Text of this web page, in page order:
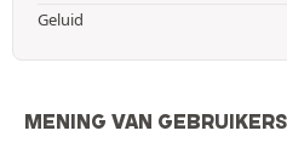
Geluid
MENING VAN GEBRUIKERS